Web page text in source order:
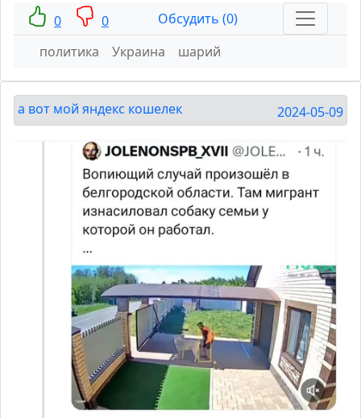
0 0
Обсудить (0)
политика
Украина шарий
а вот мой яндекс кошелек 2024-05-09